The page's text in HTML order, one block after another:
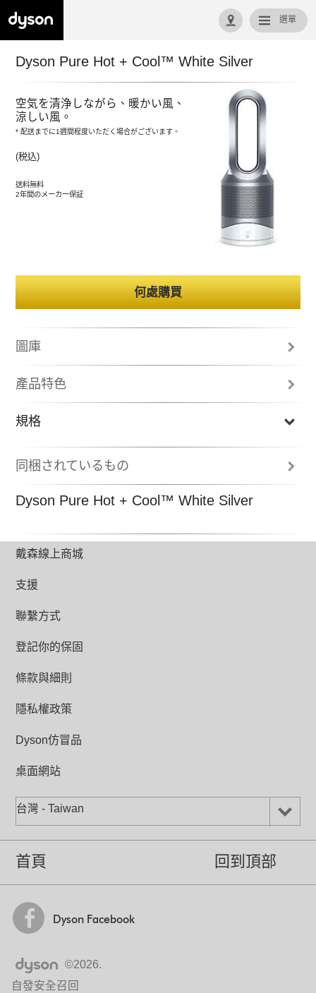
選單
回首頁
Dyson Pure Hot + Cool™ White Silver
空気を清浄しながら、暖かい風、
涼しい風。
* 配送までに1週間程度いただく場合がございます。
(税込)
送料無料
2年間のメーカー保証
何處購買
圖庫
產品特色
規格
同梱されているもの
取扱説明書
Dyson Pure Hot + Cool™ White Silver
戴森線上商城
支援
聯繫方式
登記你的保固
條款與細則
隱私權政策
Dyson仿冒品
桌面網站
台灣 - Taiwan
首頁 回到頂部
Dyson Facebook
©2026.
自發安全召回